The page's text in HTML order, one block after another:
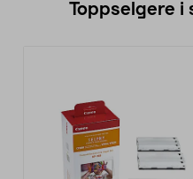
Toppselgere i